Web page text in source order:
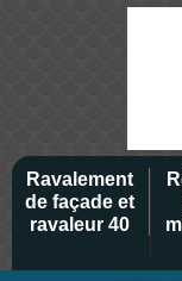
Ravalement
de façade et
ravaleur 40